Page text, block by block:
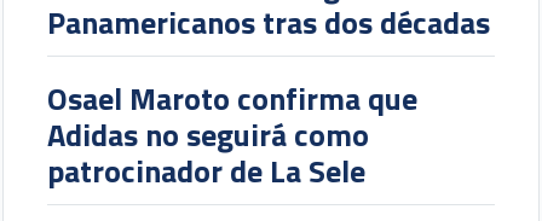
Panamericanos tras dos décadas
Osael Maroto confirma que
Adidas no seguirá como
patrocinador de La Sele